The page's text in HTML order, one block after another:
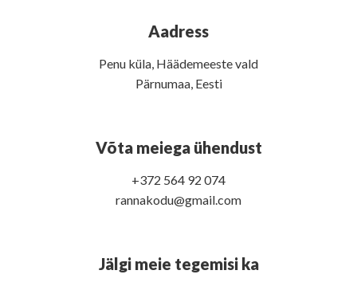
Aadress
Penu küla, Häädemeeste vald
Pärnumaa, Eesti
Võta meiega ühendust
+372 564 92 074
rannakodu@gmail.com
Jälgi meie tegemisi ka